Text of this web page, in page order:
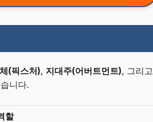
(픽스처), 지대주(어버트먼트), 그리고
니다.
할